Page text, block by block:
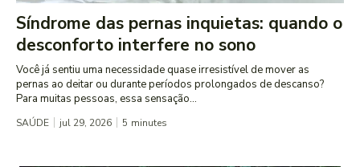
Síndrome das pernas inquietas: quando o
desconforto interfere no sono
Você já sentiu uma necessidade quase irresistível de mover as
pernas ao deitar ou durante períodos prolongados de descanso?
Para muitas pessoas, essa sensação...
SAÚDE jul 29, 2026 5 minutes